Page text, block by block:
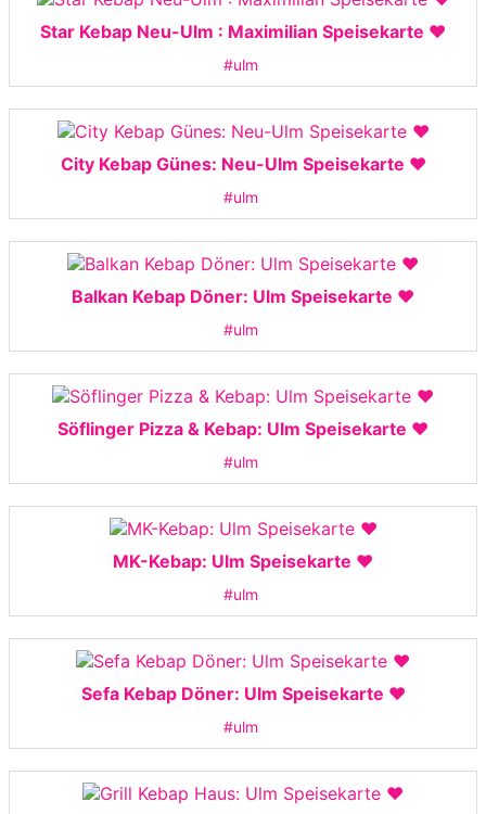
Star Kebap Neu-Ulm : Maximilian Speisekarte ❤️
#ulm
City Kebap Günes: Neu-Ulm Speisekarte ❤️
#ulm
Balkan Kebap Döner: Ulm Speisekarte ❤️
#ulm
Söflinger Pizza & Kebap: Ulm Speisekarte ❤️
#ulm
MK-Kebap: Ulm Speisekarte ❤️
#ulm
Sefa Kebap Döner: Ulm Speisekarte ❤️
#ulm